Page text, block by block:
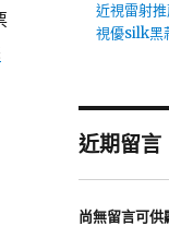
近視雷射
視優silk黑
近期留言
尚無留言可供